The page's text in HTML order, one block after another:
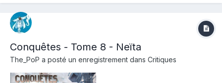
Conquêtes - Tome 8 - Neïta
The_PoP a posté un enregistrement dans Critiques